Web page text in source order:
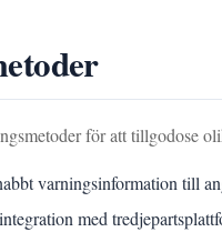
för att tillgodose
varningsinformation till
med